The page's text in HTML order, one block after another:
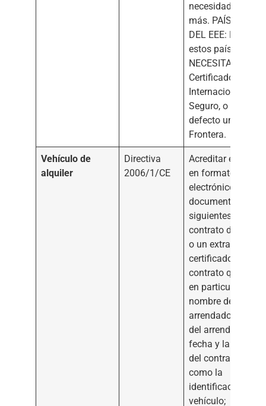
necesidad de
más. PAÍSES
DEL EEE: En todos
estos países
NECESITAS EL
Certificado
Internacional de
Seguro, o en su
defecto un
Frontera.
Vehículo de
alquiler
Directiva
2006/1/CE
Acreditar en
en formato
electrónico los
documentos
siguientes: a) El
contrato del
o un extracto
certificado de
contrato que
en particular, el
nombre del
arrendador, el
del arrendatario,
fecha y la
del contrato, así
como la
identificación del
vehículo; b) En